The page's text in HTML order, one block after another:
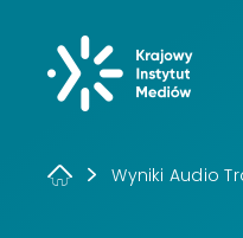
Wyniki Audio